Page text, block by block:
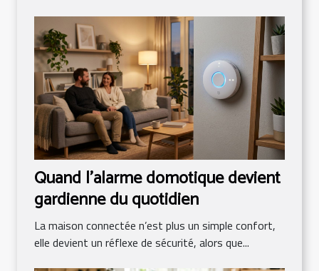
Quand l’alarme domotique devient
gardienne du quotidien
La maison connectée n’est plus un simple confort,
elle devient un réflexe de sécurité, alors que...